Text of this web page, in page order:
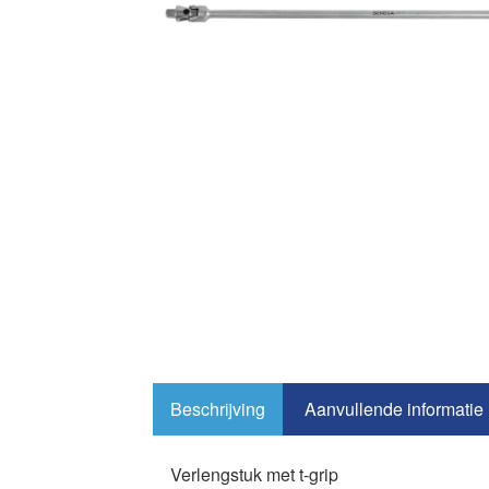
Beschrijving Aanvullende informatie
Verlengstuk met t-grip